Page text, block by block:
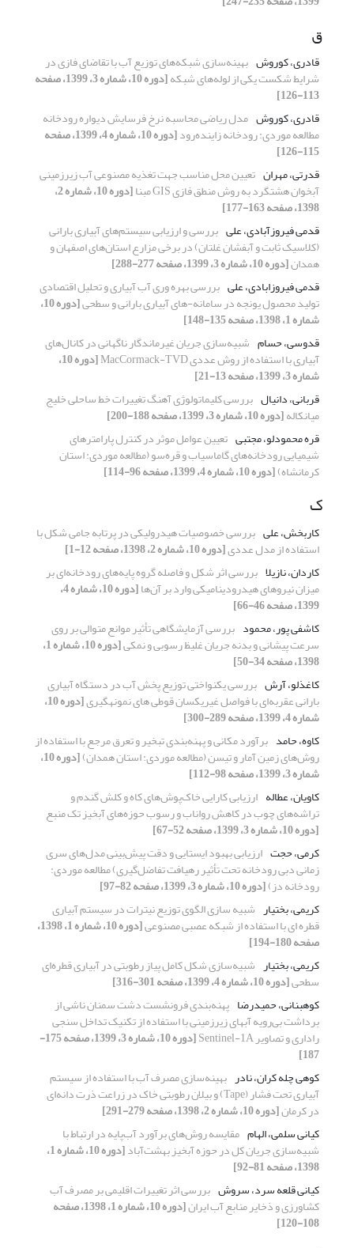
ق
قادری، کوروش بهینه‌سازی شبکه‌های توزیع آب با تقاضای فازی در
شرایط شکست یکی از لوله‌های شبکه [دوره 10، شماره 3، 1399، صفحه
113-126]
قادری، کوروش مدل ریاضی محاسبه نرخ فرسایش دیواره رودخانه
مطالعه موردی: رودخانه زاینده‌رود [دوره 10، شماره 4، 1399، صفحه
115-126]
قدرتی، مهران تعیین محل مناسب جهت تغذیه مصنوعی آب زیرزمینی
آبخوان هشتگرد به روش منطق فازی GIS مبنا [دوره 10، شماره 2،
1398، صفحه 163-177]
قدمی فیروزآبادی، علی بررسی و ارزیابی سیستم‌های آبیاری بارانی
(کلاسیک ثابت و آبفشان غلتان) در برخی مزارع استان‌های اصفهان و
همدان[دوره 10، شماره 3، 1399، صفحه 277-288]
قدمی فیروزابادی، علی بررسی بهره وری آب آبیاری و تحلیل اقتصادی
تولید محصول یونجه در سامانه-های آبیاری بارانی و سطحی [دوره 10،
شماره 1، 1398، صفحه 135-148]
قدوسی، حسام شبیه‌سازی جریان غیرماندگار ناگهانی در کانال‌های
آبیاری با استفاده از روش عددی MacCormack-TVD [دوره 10،
شماره 3، 1399، صفحه 13-21]
قربانی، دانیال بررسی کلیماتولوژی آهنگ تغییرات خط ساحلی خلیج
میانکاله[دوره 10، شماره 3، 1399، صفحه 188-200]
قره محمودلو، مجتبی تعیین عوامل موثر در کنترل پارامترهای
شیمیایی رودخانه‌‎های گاماسیاب و قره‌سو (مطالعه موردی: استان
کرمانشاه)[دوره 10، شماره 4، 1399، صفحه 96-114]
ک
کاربخش، علی بررسی خصوصیات هیدرولیکی در پرتابه جامی شکل با
استفاده از مدل عددی[دوره 10، شماره 2، 1398، صفحه 12-1]
کاردان، نازیلا بررسی اثر شکل و فاصله گروه پایه‌های رودخانه‌ای بر
میزان نیروهای هیدرودینامیکی وارد بر آن‌ها [دوره 10، شماره 4،
1399، صفحه 46-66]
کاشفی پور، محمود بررسی آزمایشگاهی تأثیر موانع متوالی بر روی
سرعت پیشانی و بدنه جریان غلیظ رسوبی و نمکی [دوره 10، شماره 1،
1398، صفحه 34-50]
کاغذلو، آرش بررسی یکنواختی توزیع پخش آب در دستگاه آبیاری
بارانی عقربه‌ای با فواصل غیریکسان قوطی های نمونه‏گیری [دوره 10،
شماره 4، 1399، صفحه 289-300]
کاوه، حامد برآورد مکانی و پهنه‌بندی تبخیر و تعرق مرجع با استفاده از
روش‌های زمین آمار و تیسن (مطالعه موردی: استان همدان) [دوره 10،
شماره 3، 1399، صفحه 98-112]
کاویان، عطاله ارزیابی کارایی خاک‌پوش‌های کاه و کلش گندم و
تراشه‌های چوب در کاهش رواناب و رسوب حوزه‌های آبخیز تک منبع
[دوره 10، شماره 3، 1399، صفحه 52-67]
کرمی، حجت ارزیابی بهبود ایستایی و دقت پیش‌بینی مدل‌های سری
زمانی دبی رودخانه تحت تأثیر رهیافت تفاضل‌گیری) مطالعه موردی:
رودخانه دز)[دوره 10، شماره 3، 1399، صفحه 82-97]
کریمی، بختیار شبیه سازی الگوی توزیع نیترات در سیستم آبیاری
قطره ای با استفاده از شبکه عصبی مصنوعی [دوره 10، شماره 1، 1398،
صفحه 180-194]
کریمی، بختیار شبیه‌سازی شکل کامل پیاز رطوبتی در آبیاری قطره‌ای
سطحی[دوره 10، شماره 4، 1399، صفحه 301-316]
کوهبنانی، حمیدرضا پهنه‌بندی فرونشست دشت سمنان ناشی از
برداشت بی‌رویه آبهای زیرزمینی با استفاده از تکنیک تداخل سنجی
راداری و تصاویر Sentinel-1A [دوره 10، شماره 3، 1399، صفحه 175-
187]
کوهی چله کران، نادر بهینه‌سازی مصرف آب با استفاده از سیستم
آبیاری تحت فشار (Tape) و بیلان رطوبتی خاک در زراعت ذرت دانه‌ای
در کرمان[دوره 10، شماره 2، 1398، صفحه 279-291]
کیانی سلمی، الهام مقایسه روش‌های برآورد آب‌پایه در ارتباط با
شبیه‌سازی جریان کل در حوزه آبخیز بهشت‌آباد [دوره 10، شماره 1،
1398، صفحه 81-92]
کیانی قلعه سرد، سروش بررسی اثر تغییرات اقلیمی بر مصرف آب
کشاورزی و ذخایر منابع آب ایران [دوره 10، شماره 1، 1398، صفحه
108-120]